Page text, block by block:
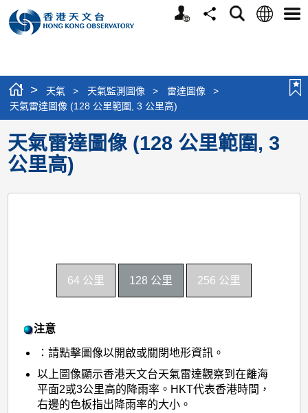
個
分
搜
語
選
> 天氣 > 天氣監測圖像 > 雷達圖像
>
天氣雷達圖像 (128 公里範圍, 3 公里高)
天氣雷達圖像 (128 公里範圍, 3
公里高)
64 公里 128 公里 256 公里
注意
：請點擊圖像以開啟或關閉地形資訊。
以上圖像顯示香港天文台天氣雷達觀察到在離海
平面2或3公里高的降雨率。HKT代表香港時間，
右邊的色板指出降雨率的大小。